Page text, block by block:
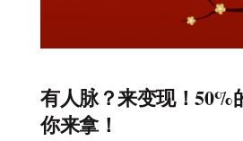
有人脉？来变现！50%
你来拿！